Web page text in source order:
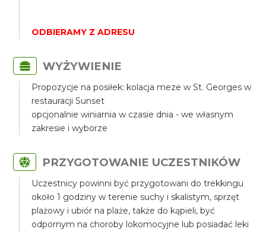
ODBIERAMY Z ADRESU
WYŻYWIENIE
Propozycje na posiłek: kolacja meze w St. Georges w
restauracji Sunset
opcjonalnie winiarnia w czasie dnia - we własnym
zakresie i wyborze
PRZYGOTOWANIE UCZESTNIKÓW
Uczestnicy powinni być przygotowani do trekkingu
około 1 godziny w terenie suchy i skalistym, sprzęt
plażowy i ubiór na plaże, także do kąpieli, być
odpornym na choroby lokomocyjne lub posiadać leki